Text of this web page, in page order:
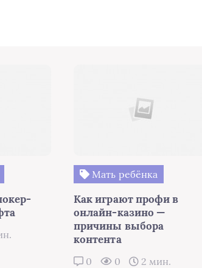
Мать ребёнка
Как играют профи в
онлайн-казино —
причины выбора
контента
0 0 2 мин.